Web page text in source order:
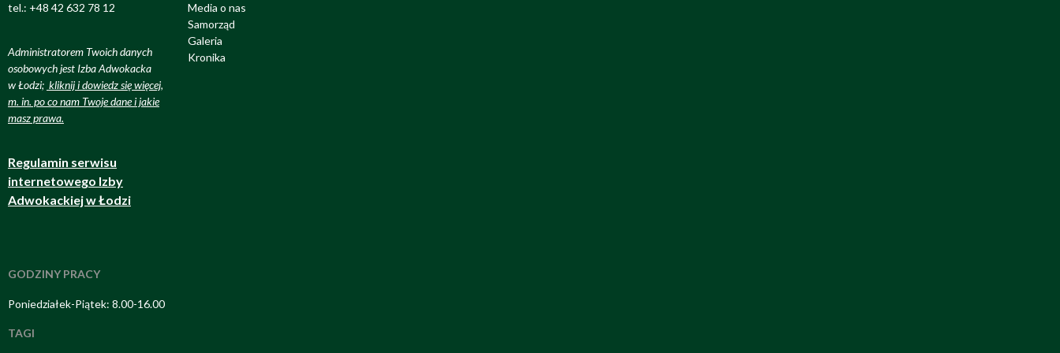
tel.: +48 42 632 78 12
Administratorem Twoich danych
osobowych jest Izba Adwokacka
w Łodzi; kliknij i dowiedz się więcej,
m. in. po co nam Twoje dane i jakie
masz prawa.
Regulamin serwisu
internetowego Izby
Adwokackiej w Łodzi
GODZINY PRACY
Poniedziałek-Piątek: 8.00-16.00
Media o nas
Samorząd
Galeria
Kronika
TAGI